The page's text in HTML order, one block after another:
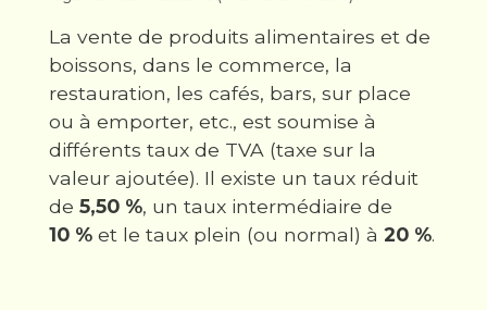
La vente de produits alimentaires et de
boissons, dans le commerce, la
restauration, les cafés, bars, sur place
ou à emporter, etc., est soumise à
différents taux de TVA (taxe sur la
valeur ajoutée). Il existe un taux réduit
de 5,50 %, un taux intermédiaire de
10 % et le taux plein (ou normal) à 20 %.